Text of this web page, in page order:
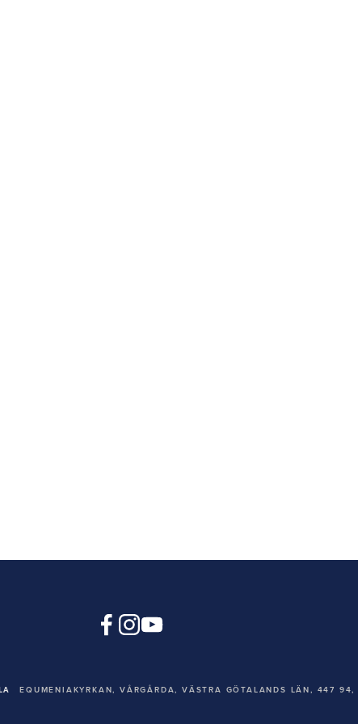
EQUMENIAKYRKAN, VÅRGÅRDA, VÄSTRA GÖTALANDS LÄN, 447 94,